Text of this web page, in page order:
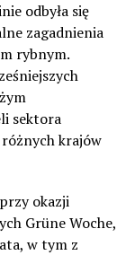
odbyła się
zagadnienia
rybnym.
sektora
krajów
okazji
Grüne Woche,
w tym z